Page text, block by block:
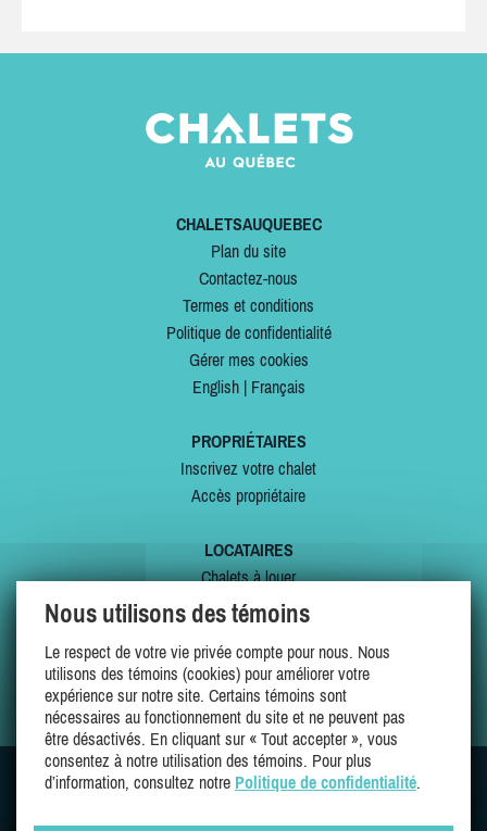
CHALETSAUQUEBEC
Plan du site
Contactez-nous
Termes et conditions
Politique de confidentialité
Gérer mes cookies
English| Français
PROPRIÉTAIRES
Inscrivez votre chalet
Accès propriétaire
LOCATAIRES
Chalets à louer
Chalets à vendre
Offres spéciales
Mes favoris
SUIVEZ-NOUS SUR
Nous utilisons des témoins
Le respect de votre vie privée compte pour nous. Nous
utilisons des témoins (cookies) pour améliorer votre
expérience sur notre site. Certains témoins sont
nécessaires au fonctionnement du site et ne peuvent pas
être désactivés. En cliquant sur « Tout accepter », vous
consentez à notre utilisation des témoins. Pour plus
d’information, consultez notre Politique de confidentialité.